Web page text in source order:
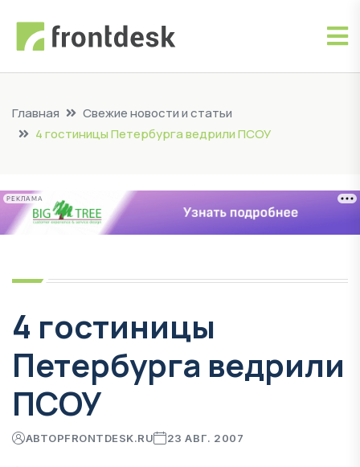
Главная
Свежие новости и статьи
4 гостиницы Петербурга ведрили ПСОУ
РЕКЛАМА
4 гостиницы
Петербурга ведрили
ПСОУ
АВТОРFRONTDESK.RU 23 АВГ. 2007